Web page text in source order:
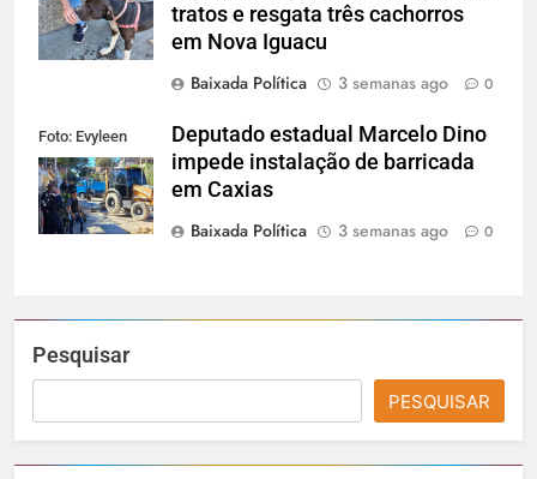
tratos e resgata três cachorros
em Nova Iguacu
Baixada Política
3 semanas ago 0
Foto: Evyleen
Freitas
Deputado estadual Marcelo Dino
impede instalação de barricada
em Caxias
Baixada Política
3 semanas ago 0
Pesquisar
PESQUISAR